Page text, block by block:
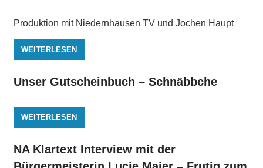
Produktion mit Niedernhausen TV und Jochen Haupt
WEITERLESEN
Unser Gutscheinbuch – Schnäbbche
WEITERLESEN
NA Klartext Interview mit der